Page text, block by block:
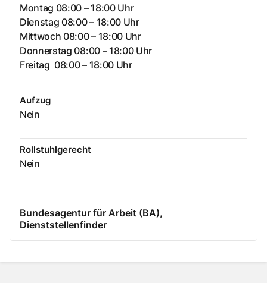
Montag 08:00 – 18:00 Uhr
Dienstag 08:00 – 18:00 Uhr
Mittwoch 08:00 – 18:00 Uhr
Donnerstag 08:00 – 18:00 Uhr
Freitag 08:00 – 18:00 Uhr
Aufzug
Nein
Rollstuhlgerecht
Nein
Bundesagentur für Arbeit (BA),
Dienststellenfinder